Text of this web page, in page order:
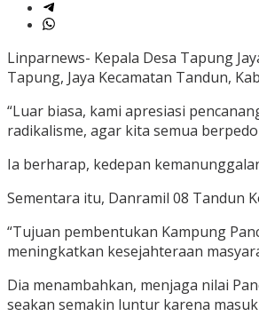
Linparnews- Kepala Desa Tapung
Tapung, Jaya Kecamatan Tandun,
“Luar biasa, kami apresiasi
radikalisme, agar kita semua
Ia berharap, kedepan
Sementara itu, Danramil 08 Tandun
“Tujuan pembentukan Kampung
meningkatkan kesejahteraan
Dia menambahkan, menjaga nilai
seakan semakin luntur karena